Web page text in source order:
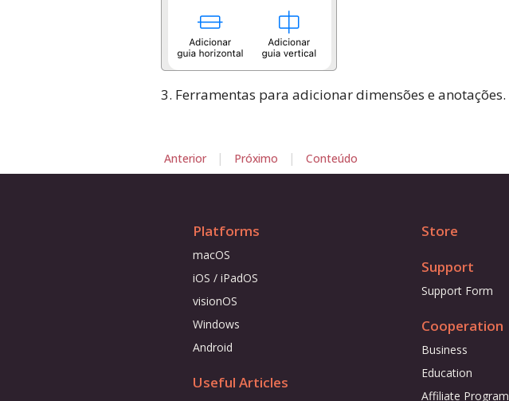
3. Ferramentas para adicionar dimensões e anotações.
Anterior | Próximo | Conteúdo
Platforms
macOS
iOS / iPadOS
visionOS
Windows
Android
Useful Articles
Store
Support
Support Form
Cooperation
Business
Education
Affiliate Program